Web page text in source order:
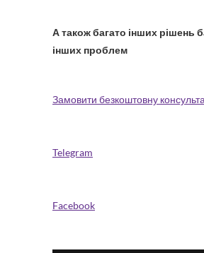
А також багато інших рішень
інших проблем
Замовити безкоштовну
Telegram
Facebook